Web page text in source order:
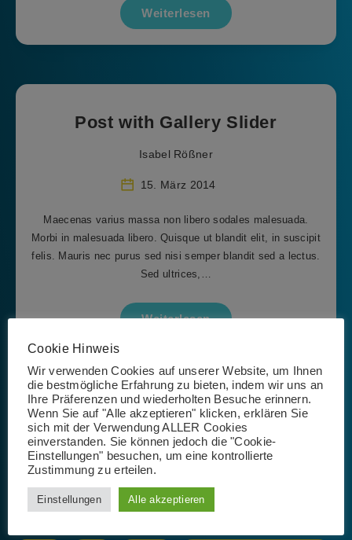
Weiterlesen
Post with Gallery Slider
Isabel Rößner
15. März 2014
Maecenas varius massa non libero sodales malesuada.
Morbi in malesuada libero. Quisque ut blandit elit, in suscipit
felis. Mauris nec purus sed nisi semper blandit sed a lectus.
Sed ultrices,…
Weiterlesen
Seite 1 von 1
Schlagwörter
Cookie Hinweis
Wir verwenden Cookies auf unserer Website, um Ihnen
die bestmögliche Erfahrung zu bieten, indem wir uns an
Ihre Präferenzen und wiederholten Besuche erinnern.
Wenn Sie auf "Alle akzeptieren" klicken, erklären Sie
sich mit der Verwendung ALLER Cookies
einverstanden. Sie können jedoch die "Cookie-
Einstellungen" besuchen, um eine kontrollierte
Zustimmung zu erteilen.
Einstellungen Alle akzeptieren